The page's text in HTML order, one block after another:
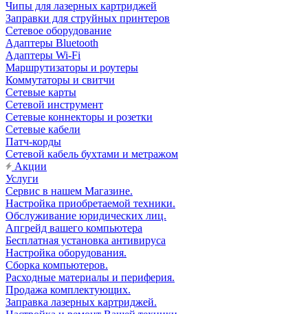
Чипы для лазерных картриджей
Заправки для струйных принтеров
Сетевое оборудование
Адаптеры Bluetooth
Адаптеры Wi-Fi
Маршрутизаторы и роутеры
Коммутаторы и свитчи
Сетевые карты
Сетевой инструмент
Сетевые коннекторы и розетки
Сетевые кабели
Патч-корды
Сетевой кабель бухтами и метражом
Акции
Услуги
Сервис в нашем Магазине.
Настройка приобретаемой техники.
Обслуживание юридических лиц.
Апгрейд вашего компьютера
Бесплатная установка антивируса
Настройка оборудования.
Сборка компьютеров.
Расходные материалы и периферия.
Продажа комплектующих.
Заправка лазерных картриджей.